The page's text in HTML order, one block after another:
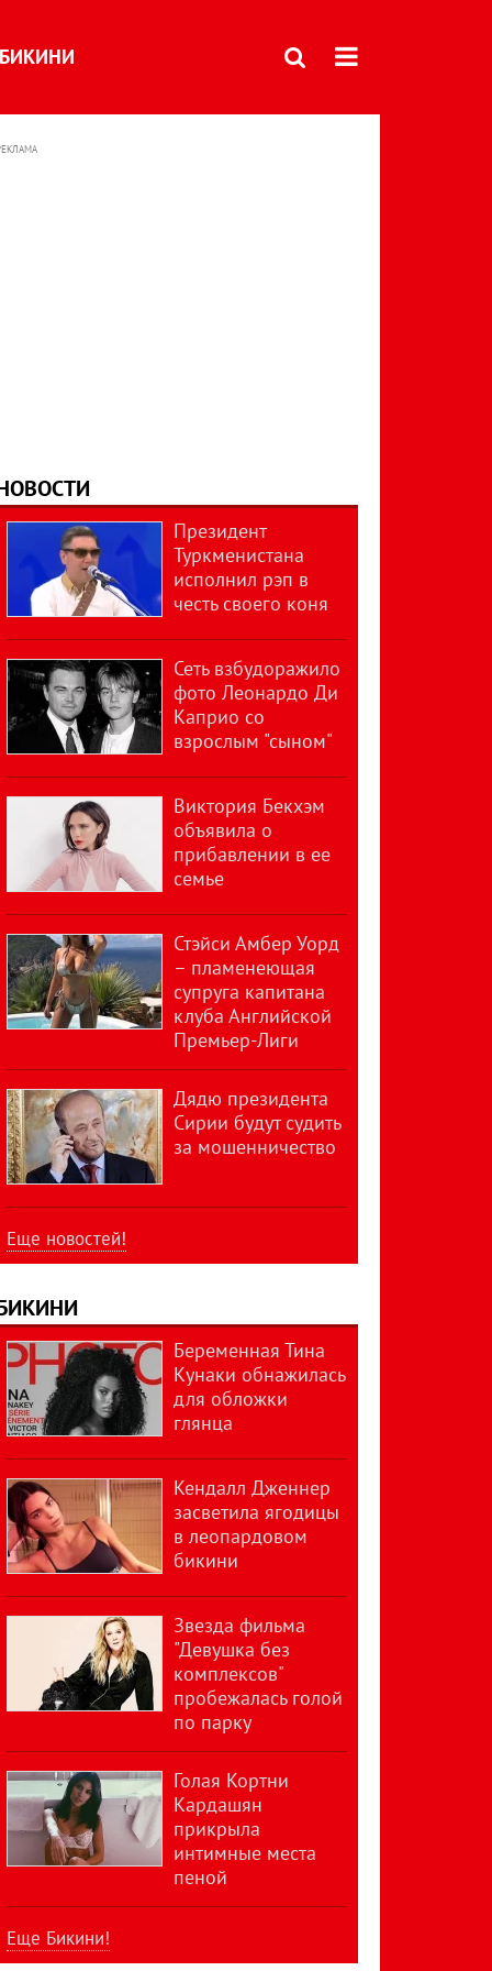
БИКИНИ
Президент
Туркменистана
исполнил рэп в
честь своего коня
Сеть взбудоражило
фото Леонардо Ди
Каприо со
взрослым "сыном"
Виктория Бекхэм
объявила о
прибавлении в ее
семье
Стэйси Амбер Уорд
– пламенеющая
супруга капитана
клуба Английской
Премьер-Лиги
Дядю президента
Сирии будут судить
за мошенничество
Еще новостей!
Беременная Тина
Кунаки обнажилась
для обложки
глянца
Кендалл Дженнер
засветила ягодицы
в леопардовом
бикини
Звезда фильма
"Девушка без
комплексов"
пробежалась голой
по парку
Голая Кортни
Кардашян
прикрыла
интимные места
пеной
Еще Бикини!